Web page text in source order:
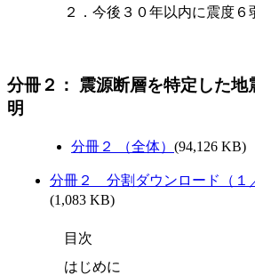
分冊２： 震源断層を特定した地
明
分冊２ （全体） (94,126 KB)
分冊２ 分割ダウンロード（１
(1,083 KB)
目次
はじめに